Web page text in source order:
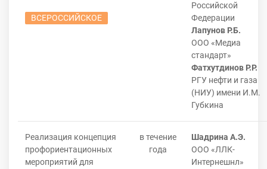
ВСЕРОССИЙСКОЕ
Российской
Федерации
Лапунов Р.Б.
ООО «Медиа
стандарт»
Фатхутдинов Р.Р.
РГУ нефти и газа
(НИУ) имени И.М.
Губкина
Реализация концепция
профориентационных
мероприятий для
в течение
года
Шадрина А.Э.
ООО «ЛЛК-
Интернешнл»